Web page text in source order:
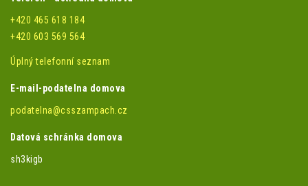
+420 465 618 184
+420 603 569 564
Úplný telefonní seznam
E-mail-podatelna domova
podatelna@csszampach.cz
Datová schránka domova
sh3kigb